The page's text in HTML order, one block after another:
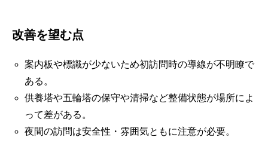
改善を望む点
案内板や標識が少ないため初訪問時の導線が不明瞭で
ある。
供養塔や五輪塔の保守や清掃など整備状態が場所によ
って差がある。
夜間の訪問は安全性・雰囲気ともに注意が必要。